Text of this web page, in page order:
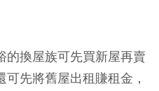
的換屋族可先買新屋再賣
先將舊屋出租賺租金，